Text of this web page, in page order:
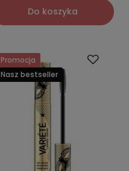
Do koszyka
Promocja
Nasz bestseller